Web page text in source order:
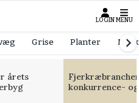
LOGIN MENU
Grise Planter
årets
konkurrence-